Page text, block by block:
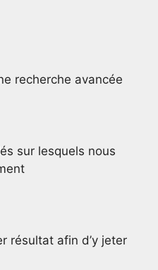
recherche avancée
sur lesquels nous
résultat afin d’y jeter